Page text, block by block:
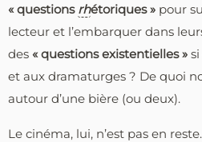
« questions rhétoriques » pour
lecteur et l’embarquer dans
des « questions existentielles »
et aux dramaturges ? De quoi
autour d’une bière (ou deux).
Le cinéma, lui, n’est pas en